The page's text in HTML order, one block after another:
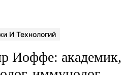
И Технологий
Иоффе: академик,